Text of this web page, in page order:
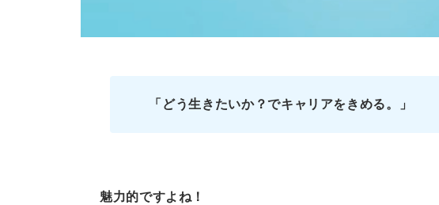
「どう生きたいか？でキャリアをきめる。」
魅力的ですよね！